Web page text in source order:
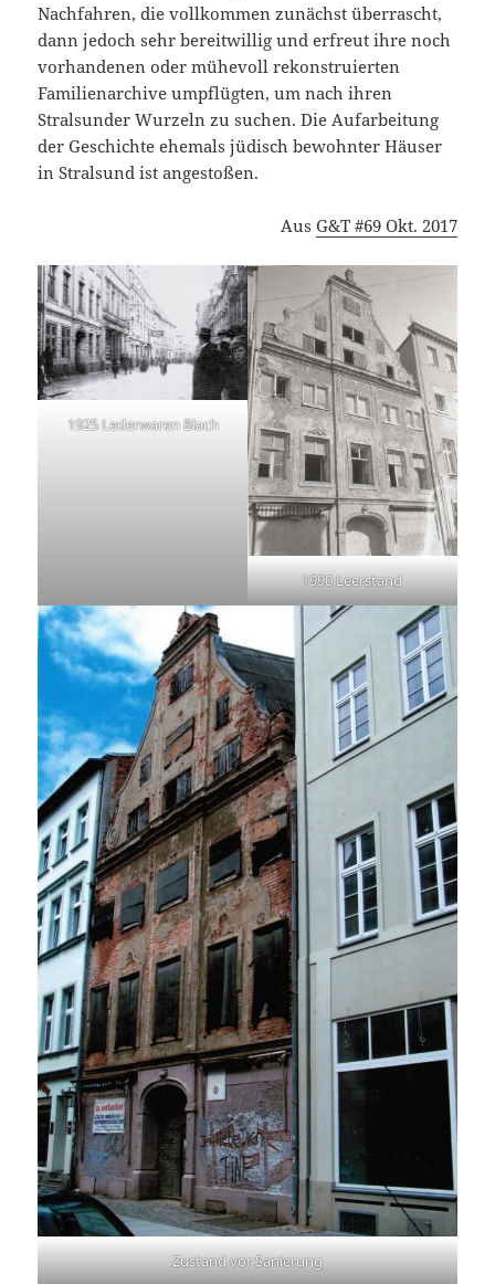
Nachfahren, die vollkommen zunächst überrascht,
dann jedoch sehr bereitwillig und erfreut ihre noch
vorhandenen oder mühevoll rekonstruierten
Familienarchive umpflügten, um nach ihren
Stralsunder Wurzeln zu suchen. Die Aufarbeitung
der Geschichte ehemals jüdisch bewohnter Häuser
in Stralsund ist angestoßen.
Aus G&T #69 Okt. 2017
1925 Lederwaren Blach
1990 Leerstand
Zustand vor Sanierung